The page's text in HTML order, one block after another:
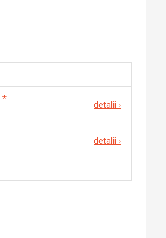
*
detalii ›
detalii ›